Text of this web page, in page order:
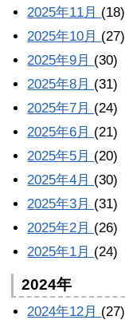
2025年11月 (18)
2025年10月 (27)
2025年9月 (30)
2025年8月 (31)
2025年7月 (24)
2025年6月 (21)
2025年5月 (20)
2025年4月 (30)
2025年3月 (31)
2025年2月 (26)
2025年1月 (24)
2024年
2024年12月 (27)